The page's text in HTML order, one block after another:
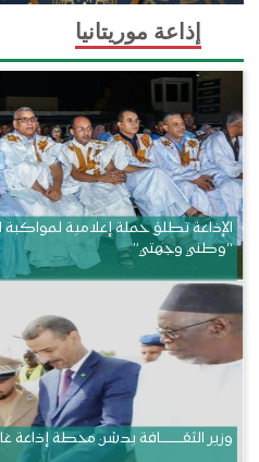
إذاعة موريتانيا
الإذاعة تطلق حملة إعلامية لمواكبة
“وطني وجهتي”
وزير الثقــــــــــافة يدشن محطة إذاعة